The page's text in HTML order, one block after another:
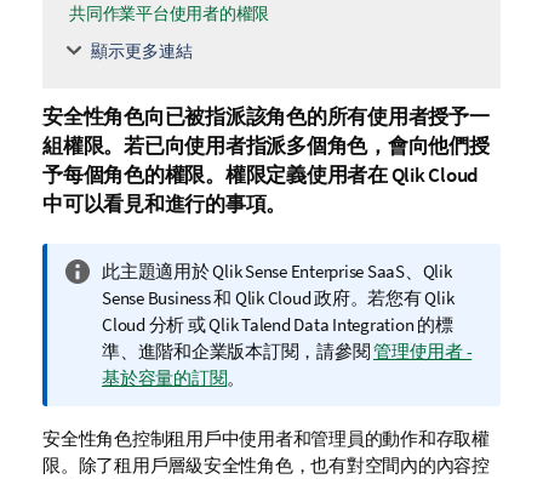
共同作業平台使用者的權限
顯示更多連結
安全性角色向已被指派該角色的所有使用者授予一
組權限。若已向使用者指派多個角色，會向他們授
予每個角色的權限。權限定義使用者在Qlik Cloud
中可以看見和進行的事項。
資
訊
備
註
此主題適用於Qlik Sense Enterprise SaaS、 Qlik
Sense Business和 Qlik Cloud 政府。若您有Qlik
Cloud 分析或Qlik Talend Data Integration 的標
準、進階和企業版本訂閱，請參閱管理使用者 -
基於容量的訂閱。
安全性角色控制租用戶中使用者和管理員的動作和存取權
限。除了租用戶層級安全性角色，也有對空間內的內容控